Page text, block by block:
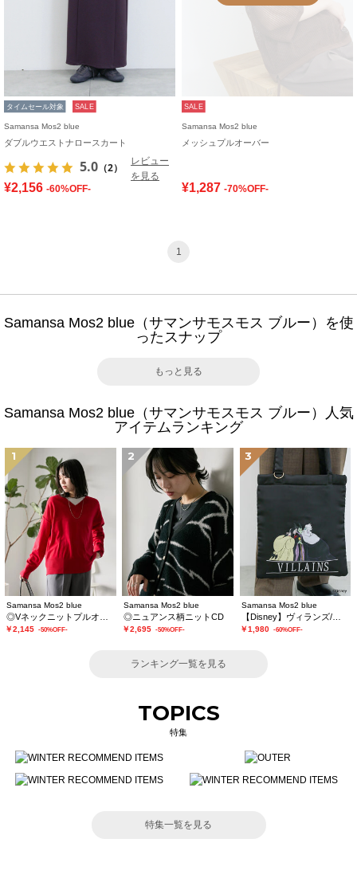
タイムセール対象 SALE
Samansa Mos2 blue
ダブルウエストナロースカート
5.0 （2）
レビュー
を見る
¥2,156 -60%OFF-
SALE
Samansa Mos2 blue
メッシュプルオーバー
¥1,287 -70%OFF-
1
Samansa Mos2 blue（サマンサモスモス ブルー）を使
ったスナップ
もっと見る
Samansa Mos2 blue（サマンサモスモス ブルー）人気
アイテムランキング
1
Samansa Mos2 blue
￥2,145 -50%OFF-
2
Samansa Mos2 blue
◎ニュアンス柄ニットCD
￥2,695 -50%OFF-
3
Samansa Mos2 blue
【Disney】ヴィランズ/トートバッグ
￥1,980 -60%OFF-
ランキング一覧を見る
TOPICS
特集
特集一覧を見る